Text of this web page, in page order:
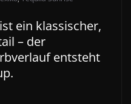
ein klassischer,
– der
entsteht